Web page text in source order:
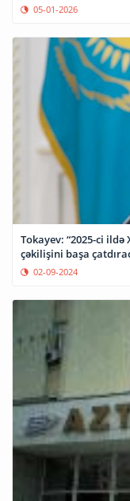
05-01-2026
Tokayev: “2025-ci
çəkilişini başa
02-09-2024